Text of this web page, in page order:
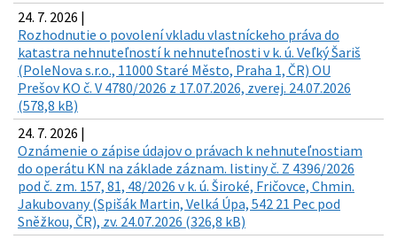
24. 7. 2026 |
Rozhodnutie o povolení vkladu vlastníckeho práva do
katastra nehnuteľností k nehnuteľnosti v k. ú. Veľký Šariš
(PoleNova s.r.o., 11000 Staré Město, Praha 1, ČR) OU
Prešov KO č. V 4780/2026 z 17.07.2026, zverej. 24.07.2026
(578,8 kB)
24. 7. 2026 |
Oznámenie o zápise údajov o právach k nehnuteľnostiam
do operátu KN na základe záznam. listiny č. Z 4396/2026
pod č. zm. 157, 81, 48/2026 v k. ú. Široké, Fričovce, Chmin.
Jakubovany (Spišák Martin, Velká Úpa, 542 21 Pec pod
Sněžkou, ČR), zv. 24.07.2026 (326,8 kB)